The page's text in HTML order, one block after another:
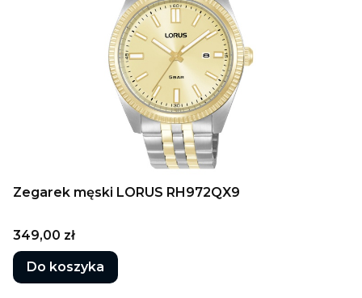
Zegarek męski LORUS RH972QX9
Cena
349,00 zł
Do koszyka